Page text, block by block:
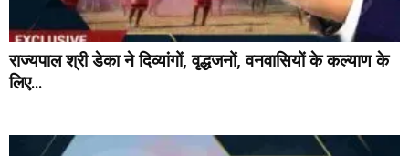
राज्यपाल श्री डेका ने दिव्यांगों, वृद्धजनों, वनवासियों के कल्याण के
लिए...